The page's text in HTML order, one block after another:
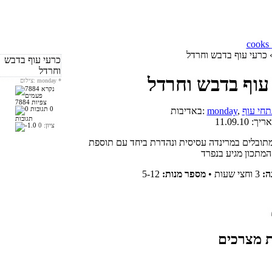
צילום: monday *
7884 צפיות
0
תגובות
ציון: 0
כרעי עוף בדבש וחרדל
בדבש וחרדל
באדיבות: monday עוף
11.09.10
במרינדה עסיסית ונהדרת ביחד עם תוספת
3 וחצי שעות •מספר מנות: 5-12